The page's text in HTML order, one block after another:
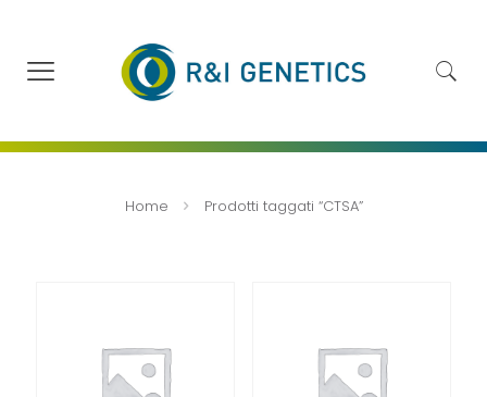
Home Prodotti taggati “CTSA”